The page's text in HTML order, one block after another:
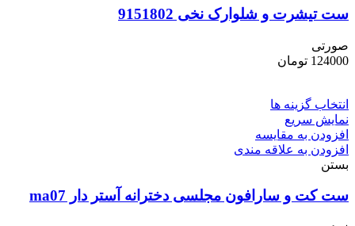
ست تیشرت و شلوارک نخی 9151802
صورتی
124000 تومان
انتخاب گزینه ها
نمایش سریع
افزودن به مقایسه
افزودن به علاقه مندی
بستن
ست کت و سارافون مجلسی دخترانه آستر دار ma07